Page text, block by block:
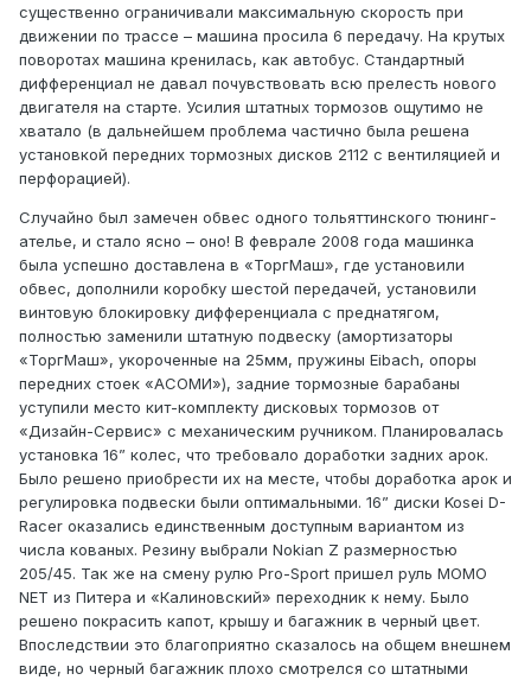
существенно ограничивали максимальную скорость при
движении по трассе – машина просила 6 передачу. На крутых
поворотах машина кренилась, как автобус. Стандартный
дифференциал не давал почувствовать всю прелесть нового
двигателя на старте. Усилия штатных тормозов ощутимо не
хватало (в дальнейшем проблема частично была решена
установкой передних тормозных дисков 2112 с вентиляцией и
перфорацией).
Случайно был замечен обвес одного тольяттинского тюнинг-
ателье, и стало ясно – оно! В феврале 2008 года машинка
была успешно доставлена в «ТоргМаш», где установили
обвес, дополнили коробку шестой передачей, установили
винтовую блокировку дифференциала с преднатягом,
полностью заменили штатную подвеску (амортизаторы
«ТоргМаш», укороченные на 25мм, пружины Eibach, опоры
передних стоек «АСОМИ»), задние тормозные барабаны
уступили место кит-комплекту дисковых тормозов от
«Дизайн-Сервис» с механическим ручником. Планировалась
установка 16” колес, что требовало доработки задних арок.
Было решено приобрести их на месте, чтобы доработка арок и
регулировка подвески были оптимальными. 16” диски Kosei D-
Racer оказались единственным доступным вариантом из
числа кованых. Резину выбрали Nokian Z размерностью
205/45. Так же на смену рулю Pro-Sport пришел руль MOMO
NET из Питера и «Калиновский» переходник к нему. Было
решено покрасить капот, крышу и багажник в черный цвет.
Впоследствии это благоприятно сказалось на общем внешнем
виде, но черный багажник плохо смотрелся со штатными